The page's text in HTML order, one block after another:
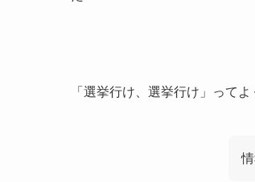
「選挙行け、選挙行け」って